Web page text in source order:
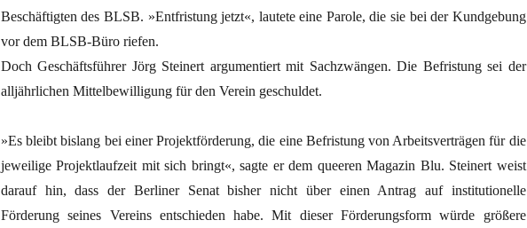
Beschäftigten des BLSB. »Entfristung jetzt«, lautete eine Parole, die sie bei der Kundgebung
vor dem BLSB-Büro riefen.
Doch Geschäftsführer Jörg Steinert argumentiert mit Sachzwängen. Die Befristung sei der
alljährlichen Mittelbewilligung für den Verein geschuldet.
»Es bleibt bislang bei einer Projektförderung, die eine Befristung von Arbeitsverträgen für die
jeweilige Projektlaufzeit mit sich bringt«, sagte er dem queeren Magazin Blu. Steinert weist
darauf hin, dass der Berliner Senat bisher nicht über einen Antrag auf institutionelle
Förderung seines Vereins entschieden habe. Mit dieser Förderungsform würde größere